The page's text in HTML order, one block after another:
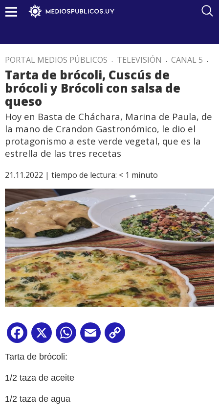
PORTAL MEDIOS PÚBLICOS . TELEVISIÓN . CANAL 5 .
Tarta de brócoli, Cuscús de
brócoli y Brócoli con salsa de
queso
Hoy en Basta de Cháchara, Marina de Paula, de
la mano de Crandon Gastronómico, le dio el
protagonismo a este verde vegetal, que es la
estrella de las tres recetas
21.11.2022 | tiempo de lectura: < 1 minuto
Facebook
X WhatsApp
Email
Tarta de brócoli:
1/2 taza de aceite
1/2 taza de agua